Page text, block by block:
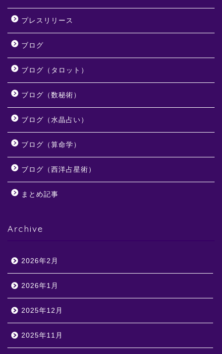
プレスリリース
ブログ
ブログ（タロット）
ブログ（数秘術）
ブログ（水晶占い）
ブログ（算命学）
ブログ（西洋占星術）
まとめ記事
Archive
2026年2月
2026年1月
2025年12月
2025年11月